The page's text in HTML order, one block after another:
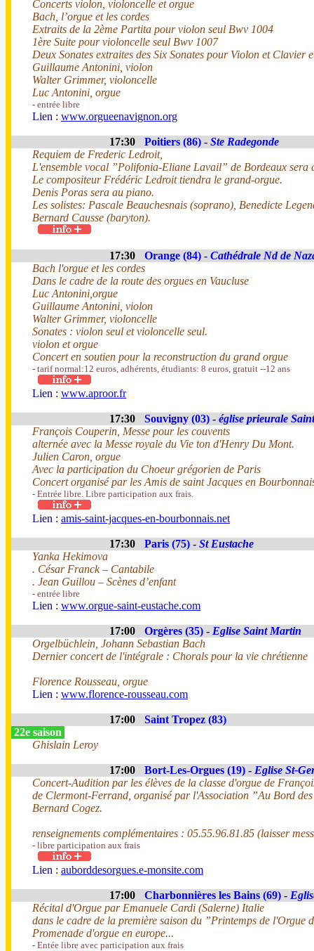
Concerts violon, violoncelle et orgue
Bach, l’orgue et les cordes
Extraits de la 2ème Partita pour violon seul Bwv 1004
1ère Suite pour violoncelle seul Bwv 1007
Deux Sonates extraites des Six Sonates pour Violon et Clavier
Guillaume Antonini, violon
Walter Grimmer, violoncelle
Luc Antonini, orgue
- entrée libre
Lien : www.orgueenavignon.org
17:30 Poitiers (86) - Ste Radegonde
Requiem de Frederic Ledroit,
L'ensemble vocal ”Polifonia-Eliane Lavail” de Bordeaux
Le compositeur Frédéric Ledroit tiendra le grand-orgue.
Denis Poras sera au piano.
Les solistes: Pascale Beauchesnais (soprano), Benedicte
Bernard Causse (baryton).
17:30 Orange (84) - Cathédrale Nd de
Bach l'orgue et les cordes
Dans le cadre de la route des orgues en Vaucluse
Luc Antonini,orgue
Guillaume Antonini, violon
Walter Grimmer, violoncelle
Sonates : violon seul et violoncelle seul.
violon et orgue
Concert en soutien pour la reconstruction du grand orgue
- tarif normal:12 euros, adhérents, étudiants: 8 euros, gratuit --12 ans
Lien : www.aproor.fr
17:30 Souvigny (03) - église prieurale
François Couperin, Messe pour les couvents
alternée avec la Messe royale du Vie ton d'Henry Du Mont.
Julien Caron, orgue
Avec la participation du Choeur grégorien de Paris
Concert organisé par les Amis de saint Jacques en
- Entrée libre. Libre participation aux frais.
Lien : amis-saint-jacques-en-bourbonnais.net
17:30 Paris (75) - St Eustache
Yanka Hekimova
. César Franck – Cantabile
. Jean Guillou – Scènes d’enfant
- entrée libre
Lien : www.orgue-saint-eustache.com
17:00 Orgères (35) - Eglise Saint Martin
Orgelbüchlein, Johann Sebastian Bach
Dernier concert de l'intégrale : Chorals pour la vie chrétienne
Florence Rousseau, orgue
Lien : www.florence-rousseau.com
17:00
Saint Tropez (83)
22e saison
Ghislain Leroy
17:00 Bort-Les-Orgues (19) - Eglise St-
Concert-Audition par les élèves de la classe d'orgue de
de Clermont-Ferrand, organisé par l'Association ”Au Bord
Bernard Cogez.
renseignements complémentaires : 05.55.96.81.85 (laisser
- libre participation aux frais
Lien : auborddesorgues.e-monsite.com
17:00 Charbonnières les Bains (69) -
Récital d'Orgue par Emanuele Cardi (Salerne) Italie
dans le cadre de la première saison du ”Printemps de l'Orgue
Promenade d'orgue en europe...
- Entée libre avec participation aux frais